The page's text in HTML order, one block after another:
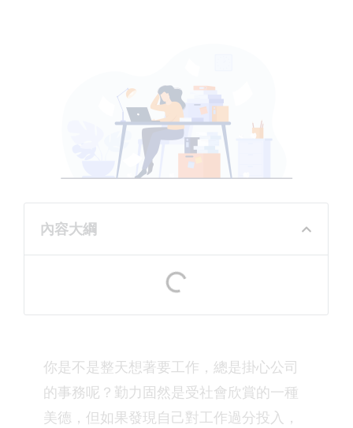
內容大綱
你是不是整天想著要工作，總是掛心公司
的事務呢？勤力固然是受社會欣賞的一種
美德，但如果發現自己對工作過分投入，